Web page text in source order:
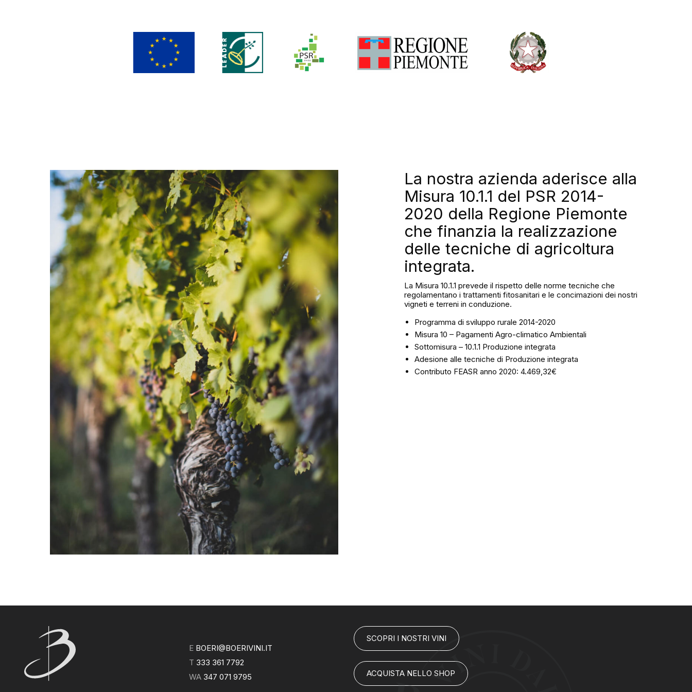
La nostra azienda aderisce alla
Misura 10.1.1 del PSR 2014-
2020 della Regione Piemonte
che finanzia la realizzazione
delle tecniche di agricoltura
integrata.
La Misura 10.1.1 prevede il rispetto delle norme tecniche che
regolamentano i trattamenti fitosanitari e le concimazioni dei nostri
vigneti e terreni in conduzione.
Programma di sviluppo rurale 2014-2020
Misura 10 – Pagamenti Agro-climatico Ambientali
Sottomisura – 10.1.1 Produzione integrata
Adesione alle tecniche di Produzione integrata
Contributo FEASR anno 2020: 4.469,32€
E BOERI@BOERIVINI.IT
T 333 361 7792
WA 347 071 9795
SCOPRI I NOSTRI VINI
ACQUISTA NELLO SHOP